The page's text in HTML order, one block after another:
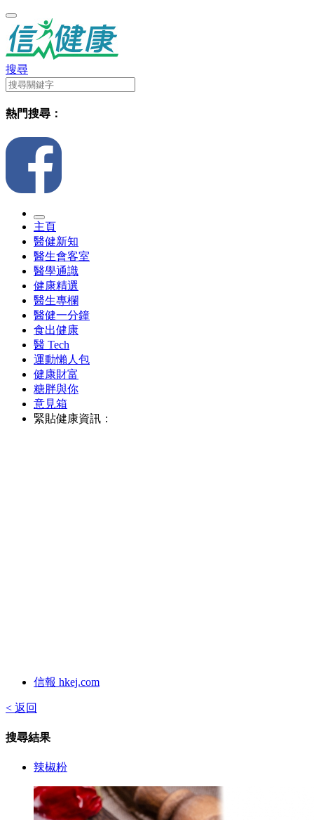
搜尋
熱門搜尋：
主頁
醫健新知
醫生會客室
醫學通識
健康精選
醫生專欄
醫健一分鐘
食出健康
醫 Tech
運動懶人包
健康財富
糖胖與你
意見箱
緊貼健康資訊：
信報 hkej.com
< 返回
搜尋結果
辣椒粉